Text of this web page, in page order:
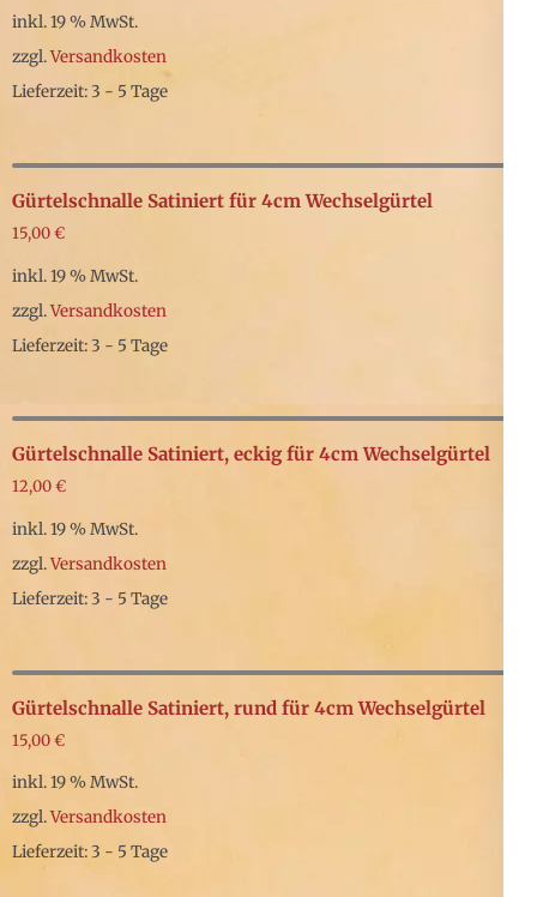
inkl. 19 % MwSt.
zzgl.Versandkosten
Lieferzeit: 3 - 5 Tage
Gürtelschnalle Satiniert für 4cm Wechselgürtel
15,00€
inkl. 19 % MwSt.
zzgl.Versandkosten
Lieferzeit: 3 - 5 Tage
Gürtelschnalle Satiniert, eckig für 4cm Wechselgürtel
12,00€
inkl. 19 % MwSt.
zzgl.Versandkosten
Lieferzeit: 3 - 5 Tage
Gürtelschnalle Satiniert, rund für 4cm Wechselgürtel
15,00€
inkl. 19 % MwSt.
zzgl.Versandkosten
Lieferzeit: 3 - 5 Tage